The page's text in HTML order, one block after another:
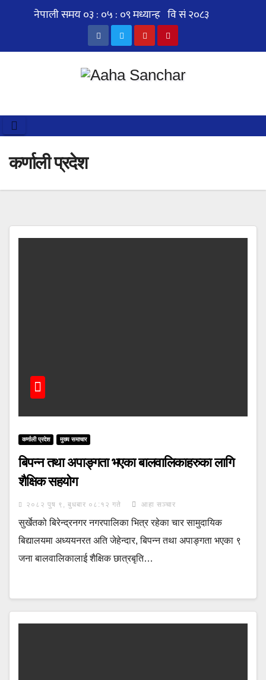
कर्णाली प्रदेश
कर्णाली प्रदेश मुख्य समाचार
बिपन्न तथा अपाङ्गता भएका बालवालिकाहरुका लागि
शैक्षिक सहयोग
२०८२ पुष ९, बुधबार ०८:१२ गते आहा सञ्चार
सुर्खेतको बिरेन्द्रनगर नगरपालिका भित्र रहेका चार सामुदायिक
बिद्यालयमा अध्ययनरत अति जेहेन्दार, बिपन्न तथा अपाङ्गता भएका ९
जना बालवालिकालाई शैक्षिक छात्रबृति…